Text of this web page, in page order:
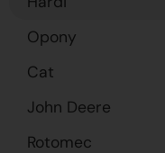
Opony
Cat
John Deere
Rotomec